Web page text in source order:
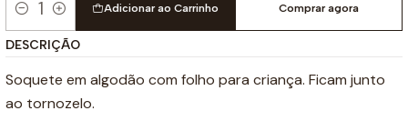
Quantidade
Adicionar ao Carrinho Comprar agora
DESCRIÇÃO
Soquete em algodão com folho para criança. Ficam junto
ao tornozelo.